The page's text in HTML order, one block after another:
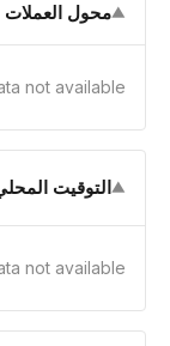
محول العملات▼
not available.
التوقيت ▼
not available.